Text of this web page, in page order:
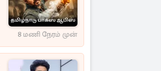
8 மணி நேரம் முன்